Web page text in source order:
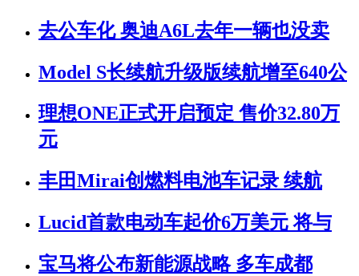
去公车化 奥迪A6L去年一辆也没卖
Model S长续航升级版续航增至640公
理想ONE正式开启预定 售价32.80万
元
丰田Mirai创燃料电池车记录 续航
Lucid首款电动车起价6万美元 将与
宝马将公布新能源战略 多车成都